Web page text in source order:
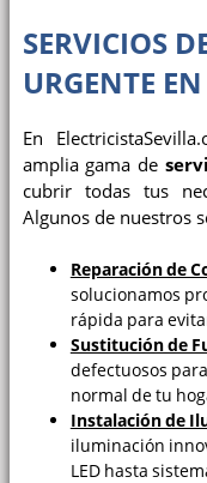
SERVICIOS
URGENTE
En
amplia gama de
cubrir todas tus
Algunos de nuestros
Reparación de
solucionamos
rápida para
Sustitución de
defectuosos
normal de tu
Instalación de
iluminación
LED hasta